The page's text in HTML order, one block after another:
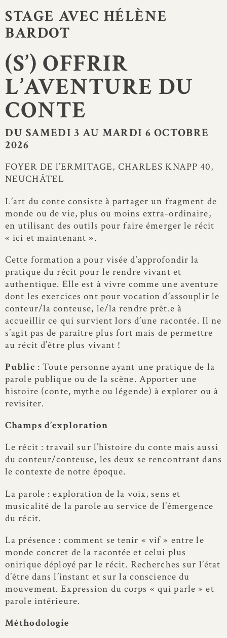
STAGE AVEC HÉLÈNE
BARDOT
(S’) OFFRIR
L’AVENTURE DU
CONTE
DU SAMEDI 3 AU MARDI 6 OCTOBRE
2026
FOYER DE l’ERMITAGE, CHARLES KNAPP 40,
NEUCHÂTEL
L’art du conte consiste à partager un fragment de
monde ou de vie, plus ou moins extra-ordinaire,
en utilisant des outils pour faire émerger le récit
« ici et maintenant ».
Cette formation a pour visée d’approfondir la
pratique du récit pour le rendre vivant et
authentique. Elle est à vivre comme une aventure
dont les exercices ont pour vocation d’assouplir le
conteur/la conteuse, le/la rendre prêt.e à
accueillir ce qui survient lors d’une racontée. Il ne
s’agit pas de paraître plus fort mais de permettre
au récit d’être plus vivant !
Public : Toute personne ayant une pratique de la
parole publique ou de la scène. Apporter une
histoire (conte, mythe ou légende) à explorer ou à
revisiter.
Champs d’exploration
Le récit : travail sur l’histoire du conte mais aussi
du conteur/conteuse, les deux se rencontrant dans
le contexte de notre époque.
La parole : exploration de la voix, sens et
musicalité de la parole au service de l’émergence
du récit.
La présence : comment se tenir « vif » entre le
monde concret de la racontée et celui plus
onirique déployé par le récit. Recherches sur l’état
d’être dans l’instant et sur la conscience du
mouvement. Expression du corps « qui parle » et
parole intérieure.
Méthodologie